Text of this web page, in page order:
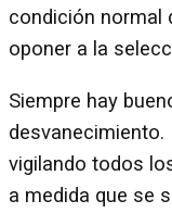
condición normal
oponer a la
Siempre hay
desvanecimiento.
vigilando todos
a medida que se